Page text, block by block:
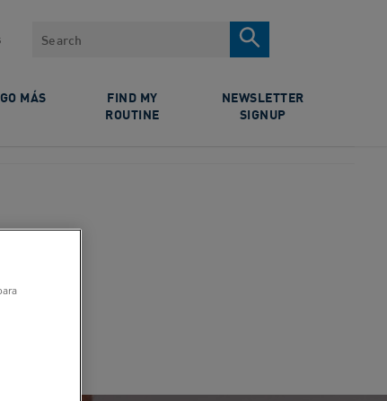
Search
MÁS
FIND MY
ROUTINE
NEWSLETTER
SIGNUP